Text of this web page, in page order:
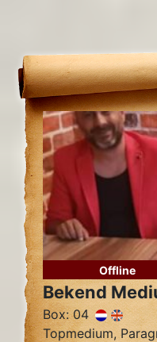
Offline
Bekend
Box: 04
Topmedium,